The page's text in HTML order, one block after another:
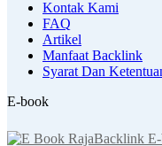
Kontak Kami
FAQ
Artikel
Manfaat Backlink
Syarat Dan
E-book